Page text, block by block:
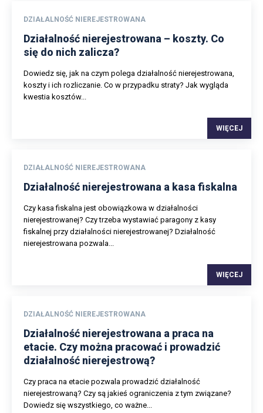
DZIAŁALNOŚĆ NIEREJESTROWANA
Działalność nierejestrowana – koszty. Co
się do nich zalicza?
Dowiedz się, jak na czym polega działalność nierejestrowana,
koszty i ich rozliczanie. Co w przypadku straty? Jak wygląda
kwestia kosztów...
WIĘCEJ
DZIAŁALNOŚĆ NIEREJESTROWANA
Działalność nierejestrowana a kasa fiskalna
Czy kasa fiskalna jest obowiązkowa w działalności
nierejestrowanej? Czy trzeba wystawiać paragony z kasy
fiskalnej przy działalności nierejestrowanej? Działalność
nierejestrowana pozwala...
WIĘCEJ
DZIAŁALNOŚĆ NIEREJESTROWANA
Działalność nierejestrowana a praca na
etacie. Czy można pracować i prowadzić
działalność nierejestrową?
Czy praca na etacie pozwala prowadzić działalność
nierejestrowaną? Czy są jakieś ograniczenia z tym związane?
Dowiedz się wszystkiego, co ważne...